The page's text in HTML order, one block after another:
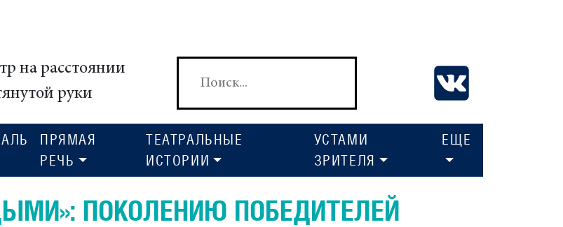
на расстоянии
руки
ПРЯМАЯ
РЕЧЬ
ТЕАТРАЛЬНЫЕ
ИСТОРИИ
УСТАМИ
ЗРИТЕЛЯ
ЕЩЕ
ПОКОЛЕНИЮ ПОБЕДИТЕЛЕЙ